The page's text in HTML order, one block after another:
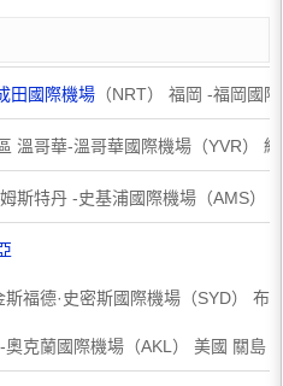
田國際機場 （NRT） 福岡 -福岡國
溫哥華-溫哥華國際機場（YVR）
斯特丹 -史基浦國際機場（AMS）
斯福德·史密斯國際機場（SYD） 布
奧克蘭國際機場（AKL） 美國 關島